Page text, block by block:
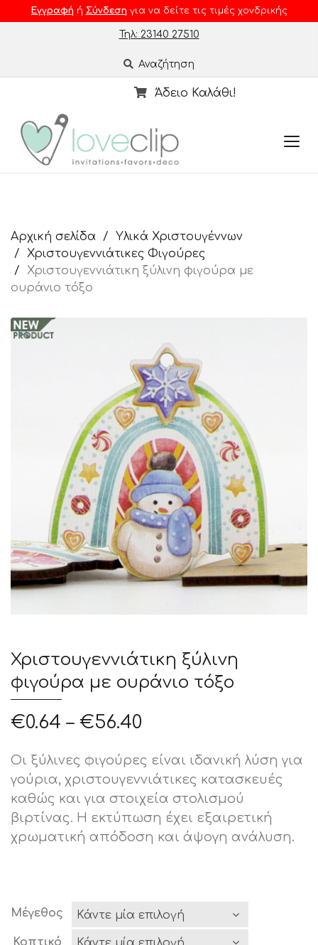
Εγγραφή ή Σύνδεση για να δείτε τις τιμές χονδρικής
Τηλ: 23140 27510
Αναζήτηση
Άδειο Καλάθι!
Αρχική σελίδα
Υλικά Χριστουγέννων
Χριστουγεννιάτικες Φιγούρες
Χριστουγεννιάτικη ξύλινη φιγούρα με
ουράνιο τόξο
Χριστουγεννιάτικη ξύλινη
φιγούρα με ουράνιο τόξο
€0.64 – €56.40
Οι ξύλινες φιγούρες είναι ιδανική λύση για
γούρια, χριστουγεννιάτικες κατασκευές
καθώς και για στοιχεία στολισμού
βιρτίνας. Η εκτύπωση έχει εξαιρετική
χρωματική απόδοση και άψογη ανάλυση.
Μέγεθος
Κοπτικό